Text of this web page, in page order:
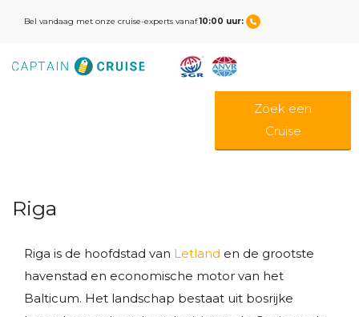
Bel vandaag met onze cruise-experts vanaf10:00 uur:
Zoek een
Cruise
Riga
Riga is de hoofdstad van Letland en de grootste
havenstad en economische motor van het
Balticum. Het landschap bestaat uit bosrijke